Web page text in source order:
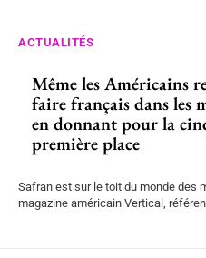
ACTUALITÉS
Même les Américains
faire français dans les
en donnant pour la
première place
Safran est sur le toit du monde des moteurs
magazine américain Vertical,